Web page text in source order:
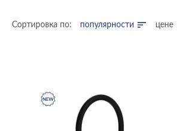
Сортировка по: популярности цене